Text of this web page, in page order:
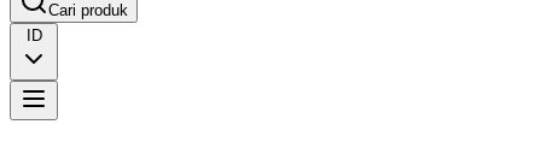
Cari produk
ID